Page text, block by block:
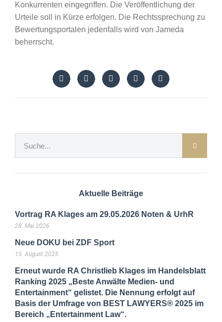
Konkurrenten eingegriffen. Die Veröffentlichung der
Urteile soll in Kürze erfolgen. Die Rechtssprechung zu
Bewertungsportalen jedenfalls wird von Jameda
beherrscht.
Aktuelle Beiträge
Vortrag RA Klages am 29.05.2026 Noten & UrhR
28. Mai 2026
Neue DOKU bei ZDF Sport
15. August 2025
Erneut wurde RA Christlieb Klages im Handelsblatt
Ranking 2025 „Beste Anwälte Medien- und
Entertainment“ gelistet. Die Nennung erfolgt auf
Basis der Umfrage von BEST LAWYERS® 2025 im
Bereich „Entertainment Law“.